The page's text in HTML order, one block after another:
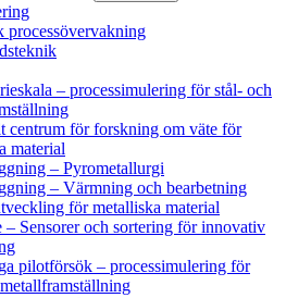
processövervakning
– processimulering för stål- och
centrum för forskning om väte för
material
– Pyrometallurgi
– Värmning och bearbetning
för metalliska material
– Sensorer och sortering för innovativ
pilotförsök – processimulering för